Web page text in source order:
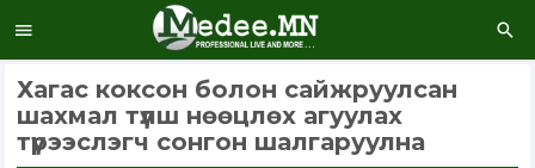
Хагас коксон болон сайжруулсан
шахмал түлш нөөцлөх агуулах
түрээслэгч сонгон шалгаруулна